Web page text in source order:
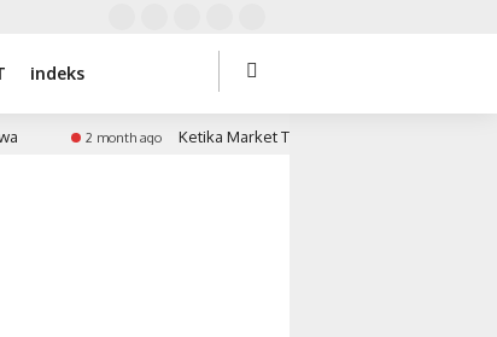
indeks
2 month ago Ketika Market Timing Bertemu Tekanan